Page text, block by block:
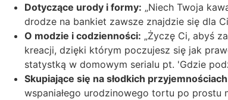
Dotyczące urody i formy: „Niech Twoja
drodze na bankiet zawsze znajdzie się dla
O modzie i codzienności: „Życzę Ci, abyś
kreacji, dzięki którym poczujesz się jak
statystką w domowym serialu pt. 'Gdzie
Skupiające się na słodkich
wspaniałego urodzinowego tortu po prostu